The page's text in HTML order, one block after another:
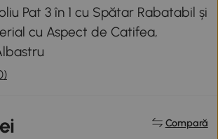
Pat 3 în 1 cu Spătar Rabatabil și
cu Aspect de Catifea,
Compară